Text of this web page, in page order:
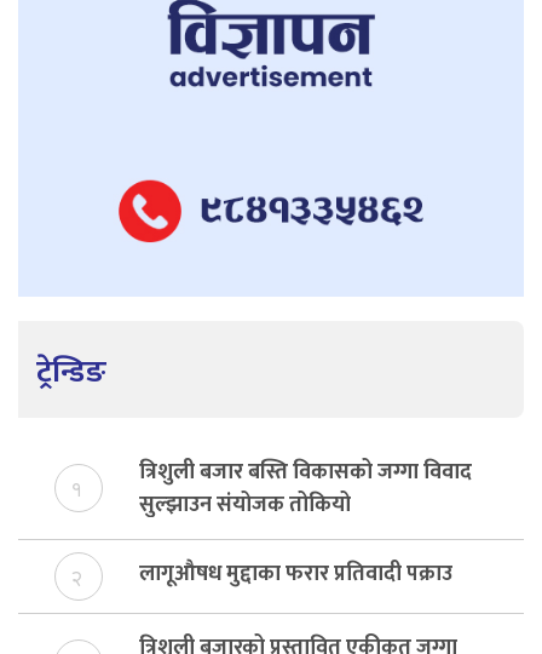
ट्रेन्डिङ
१
त्रिशुली बजार बस्ति विकासको जग्गा विवाद
सुल्झाउन संयोजक तोकियो
२ लागूऔषध मुद्दाका फरार प्रतिवादी पक्राउ